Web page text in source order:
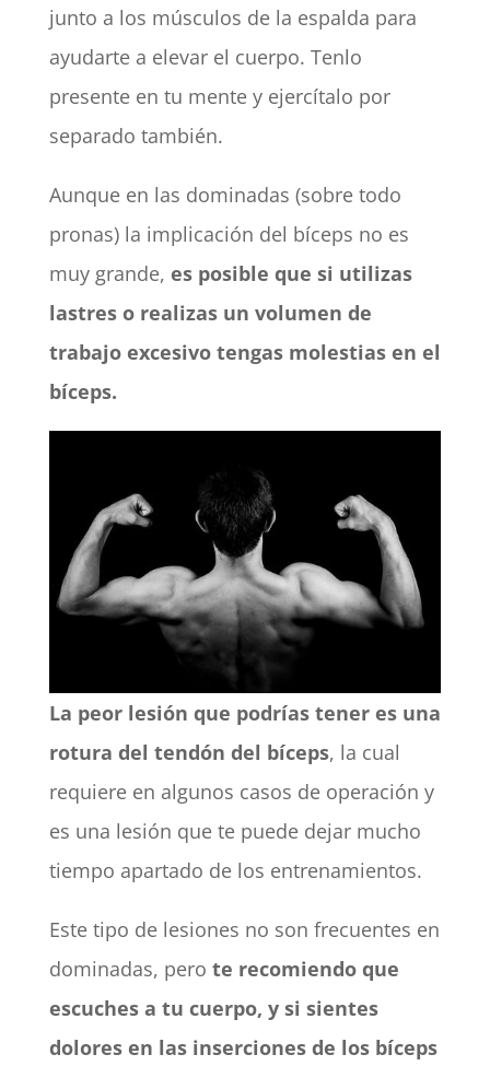
junto a los músculos de la espalda para
ayudarte a elevar el cuerpo. Tenlo
presente en tu mente y ejercítalo por
separado también.
Aunque en las dominadas (sobre todo
pronas) la implicación del bíceps no es
muy grande, es posible que si utilizas
lastres o realizas un volumen de
trabajo excesivo tengas molestias en el
bíceps.
La peor lesión que podrías tener es una
rotura del tendón del bíceps, la cual
requiere en algunos casos de operación y
es una lesión que te puede dejar mucho
tiempo apartado de los entrenamientos.
Este tipo de lesiones no son frecuentes en
dominadas, pero te recomiendo que
escuches a tu cuerpo, y si sientes
dolores en las inserciones de los bíceps